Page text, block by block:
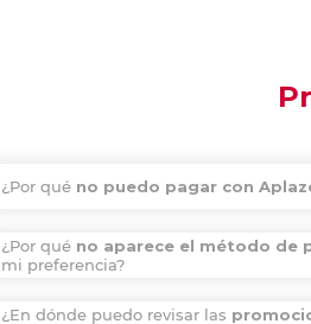
¿Por qué no puedo pagar con
¿Por qué no aparece el método de
mi preferencia?
¿En dónde puedo revisar las